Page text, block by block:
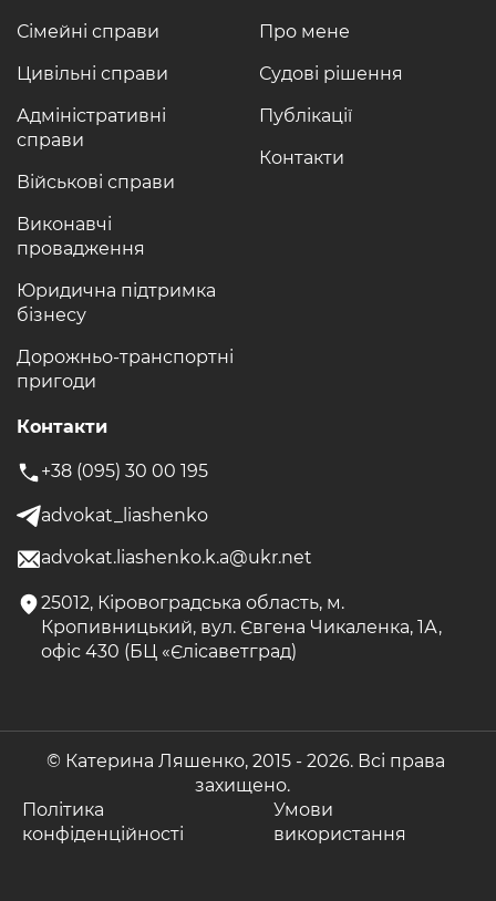
Про мене
Судові рішення
Публікації
Контакти
Сімейні справи
Цивільні справи
Адміністративні
справи
Військові справи
Виконавчі
провадження
Юридична підтримка
бізнесу
Дорожньо-транспортні
пригоди
Контакти
+38 (095) 30 00 195
advokat_liashenko
advokat.liashenko.k.a@ukr.net
25012, Кіровоградська область, м.
Кропивницький, вул. Євгена Чикаленка, 1А,
офіс 430 (БЦ «Єлісаветград)
© Катерина Ляшенко, 2015 - 2026. Всі права
захищено.
Політика
конфіденційності
Умови
використання